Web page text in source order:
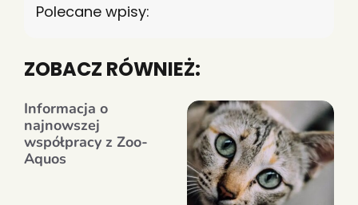
Polecane wpisy:
ZOBACZ RÓWNIEŻ:
Informacja o
najnowszej
współpracy z Zoo-
Aquos